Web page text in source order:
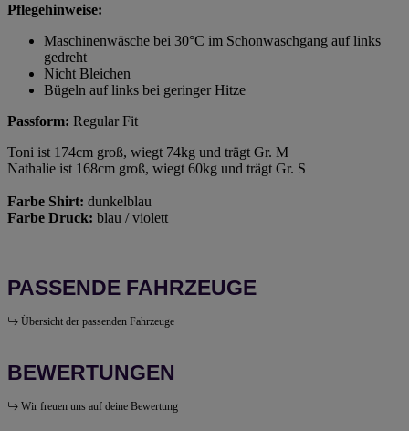
Pflegehinweise:
Maschinenwäsche bei 30°C im Schonwaschgang auf links
gedreht
Nicht Bleichen
Bügeln auf links bei geringer Hitze
Passform: Regular Fit
Toni ist 174cm groß, wiegt 74kg und trägt Gr. M
Nathalie ist 168cm groß, wiegt 60kg und trägt Gr. S
Farbe Shirt: dunkelblau
Farbe Druck: blau / violett
PASSENDE FAHRZEUGE
Übersicht der passenden Fahrzeuge
BEWERTUNGEN
Wir freuen uns auf deine Bewertung